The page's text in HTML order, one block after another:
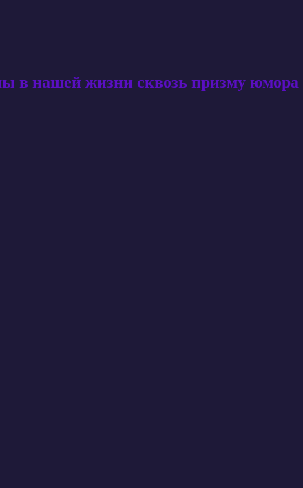
нашей жизни сквозь призму юмора